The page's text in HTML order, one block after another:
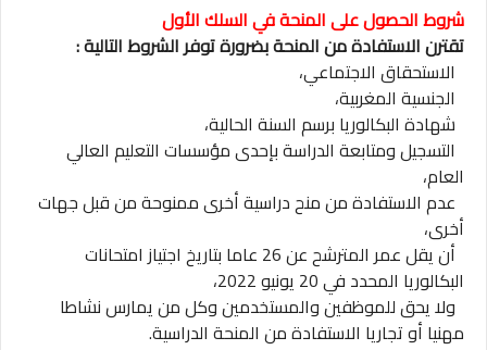
شروط الحصول على المنحة في السلك الأول
تقترن الاستفادة من المنحة بضرورة توفر الشروط التالية :
الاستحقاق الاجتماعي،
الجنسية المغربية،
شهادة البكالوريا برسم السنة الحالية،
التسجيل ومتابعة الدراسة بإحدى مؤسسات التعليم العالي
العام،
عدم الاستفادة من منح دراسية أخرى ممنوحة من قبل جهات
أخرى،
أن يقل عمر المترشح عن 26 عاما بتاريخ اجتياز امتحانات
البكالوريا المحدد في 20 يونيو 2022،
ولا يحق للموظفين والمستخدمين وكل من يمارس نشاطا
مهنيا أو تجاريا الاستفادة من المنحة الدراسية.